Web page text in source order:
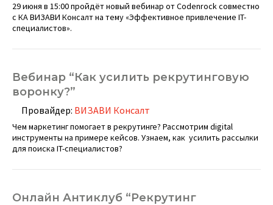
29 июня в 15:00 пройдёт новый вебинар от Codenrock совместно
с КА ВИЗАВИ Консалт на тему «Эффективное привлечение IT-
специалистов».
Вебинар “Как усилить рекрутинговую
воронку?”
Провайдер: ВИЗАВИ Консалт
Чем маркетинг помогает в рекрутинге? Рассмотрим digital
инструменты на примере кейсов. Узнаем, как усилить рассылки
для поиска IT-специалистов?
Онлайн Антиклуб “Рекрутинг